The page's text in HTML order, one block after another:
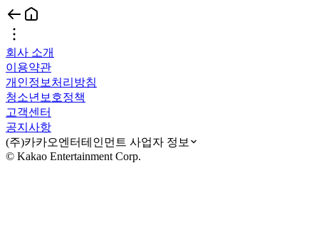
회사 소개
이용약관
개인정보처리방침
청소년보호정책
고객센터
공지사항
(주)카카오엔터테인먼트 사업자 정보
© Kakao Entertainment Corp.